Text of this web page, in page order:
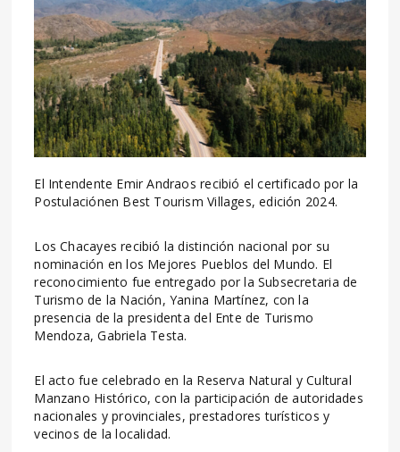
El Intendente Emir Andraos recibió el certificado por la
Postulaciónen Best Tourism Villages, edición 2024.
Los Chacayes recibió la distinción nacional por su
nominación en los Mejores Pueblos del Mundo. El
reconocimiento fue entregado por la Subsecretaria de
Turismo de la Nación, Yanina Martínez, con la
presencia de la presidenta del Ente de Turismo
Mendoza, Gabriela Testa.
El acto fue celebrado en la Reserva Natural y Cultural
Manzano Histórico, con la participación de autoridades
nacionales y provinciales, prestadores turísticos y
vecinos de la localidad.